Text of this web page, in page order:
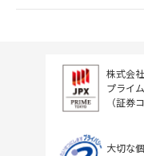
株式会
プライ
（証券
大切な